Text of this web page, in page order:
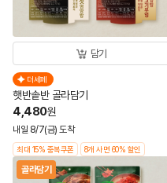
담기
더세페
햇반솥반 골라담기
4,480원
내일 8/7(금) 도착
최대 15% 중복쿠폰 8개 사면 60% 할인
골라담기